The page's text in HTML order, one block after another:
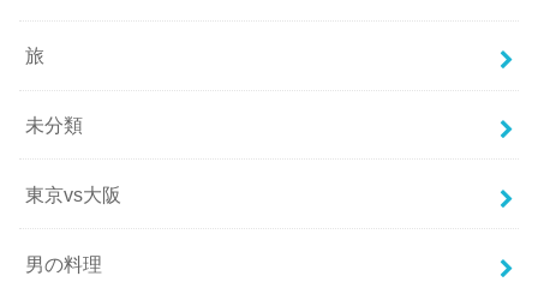
旅
未分類
東京vs大阪
男の料理